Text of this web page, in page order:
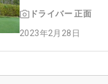
ドライバー 正面
2023年2月28日